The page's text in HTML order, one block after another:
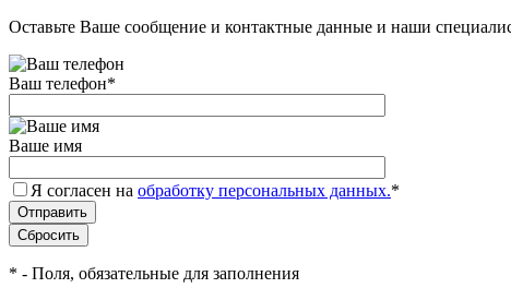
Оставьте Ваше сообщение и контактные данные и наши
Ваш телефон*
Ваше имя
Я согласен на обработку персональных данных.*
* - Поля, обязательные для заполнения